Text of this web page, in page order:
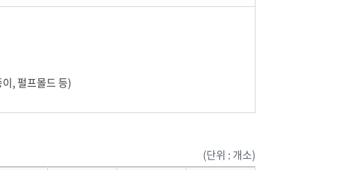
, 펄프몰드 등)
(단위 : 개소)